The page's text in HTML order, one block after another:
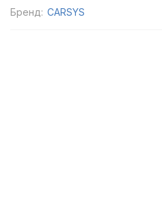
Бренд: CARSYS